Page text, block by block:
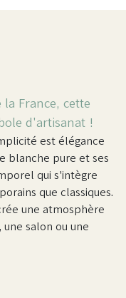
France, cette
d'artisanat !
est élégance
blanche pure et ses
qui s'intègre
que classiques.
une atmosphère
salon ou une